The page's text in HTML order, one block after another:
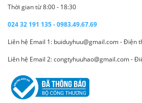
Thời gian từ 8:00 - 18:30
024 32 191 135 - 0983.49.67.69
Liên hệ Email 1: buiduyhuu@gmail.com - Điện
Liên hệ Email 2: congtyhuuhao@gmail.com -